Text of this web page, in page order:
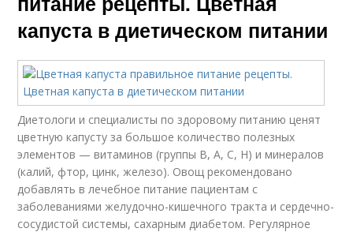
капуста в диетическом питании
Диетологи и специалисты по здоровому питанию ценят
цветную капусту за большое количество полезных
элементов — витаминов (группы В, А, С, Н) и минералов
(калий, фтор, цинк, железо). Овощ рекомендовано
добавлять в лечебное питание пациентам с
заболеваниями желудочно-кишечного тракта и сердечно-
сосудистой системы, сахарным диабетом. Регулярное